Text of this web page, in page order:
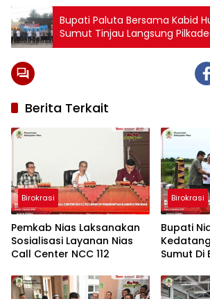
Bupati Paluta Bersama Kabid
Sumut Tinjau Langsung
Berita Terkait
Birokrasi
Pemkab Nias Laksanakan
Sosialisasi Layanan Nias
Call Center NCC 112
Birokrasi
Bupati
Sumut Di